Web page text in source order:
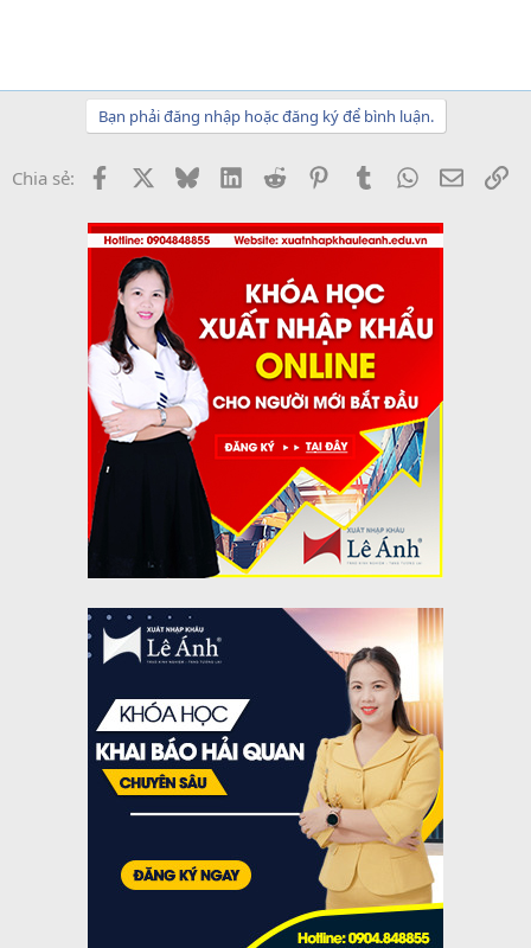
Bạn phải đăng nhập hoặc đăng ký để bình luận.
Chia sẻ: Facebook BlueskyLinkedInReddit PinterestTumblrWhatsApp
Email